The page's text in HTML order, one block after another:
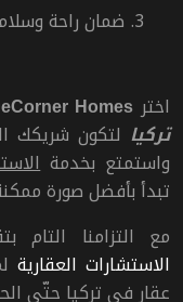
3. ضمان راحة
اختر Homes
تركيا لتكون شريكك
واستمتع بخدمة
تبدأ بأفضل صورة
مع التزامنا
الاستشارات العقارية
عقار في تركيا حتّى